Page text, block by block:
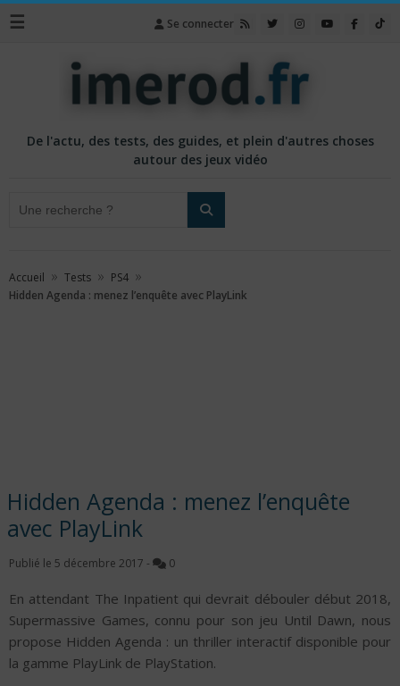
☰ Se connecter
De l'actu, des tests, des guides, et plein d'autres choses
autour des jeux vidéo
Accueil » Tests » PS4 »
Hidden Agenda : menez l’enquête avec PlayLink
Hidden Agenda : menez l’enquête
avec PlayLink
Publié le 5 décembre 2017 - 0
En attendant The Inpatient qui devrait débouler début 2018,
Supermassive Games, connu pour son jeu Until Dawn, nous
propose Hidden Agenda : un thriller interactif disponible pour
la gamme PlayLink de PlayStation.